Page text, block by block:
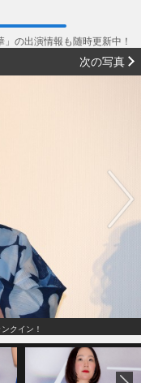
の出演情報も随時更新中！
次の写真
クイン！